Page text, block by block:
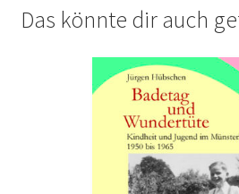
Das könnte dir auch